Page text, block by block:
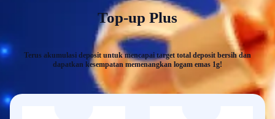
Top-up Plus
Terus akumulasi deposit untuk mencapai target total deposit bersih dan
dapatkan kesempatan memenangkan logam emas 1g!